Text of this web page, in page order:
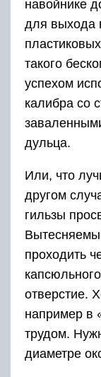
навойнике
для выхода
такого
успехом
калибра со
дульца.
Или, что
другом
гильзы
проходить
отверстие.
например в
трудом.
диаметре